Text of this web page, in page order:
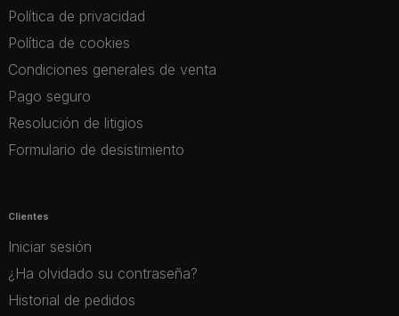
Política de privacidad
Política de cookies
Condiciones generales de venta
Pago seguro
Resolución de litigios
Formulario de desistimiento
Clientes
Iniciar sesión
¿Ha olvidado su contraseña?
Historial de pedidos